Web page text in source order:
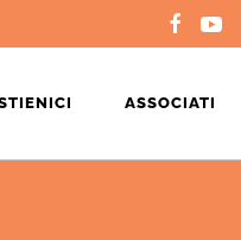
ASSOCIATI